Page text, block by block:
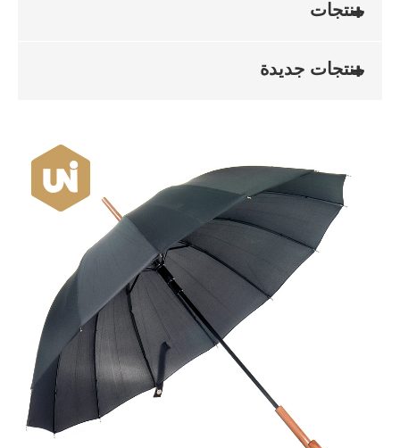
منتجات
منتجات جديدة